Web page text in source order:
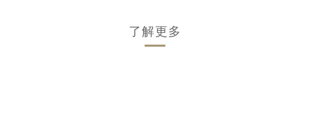
了解更多